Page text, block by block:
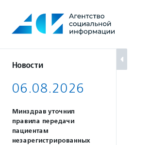
содержанию
Новости
06.08.2026
Минздрав уточнил
правила передачи
пациентам
незарегистрированных